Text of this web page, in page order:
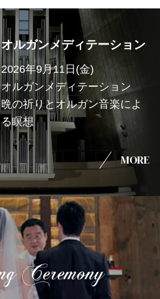
オルガンメディテーション
2026年9月11日(金)
オルガンメディテーション
晩の祈りとオルガン音楽によ
る瞑想
MORE